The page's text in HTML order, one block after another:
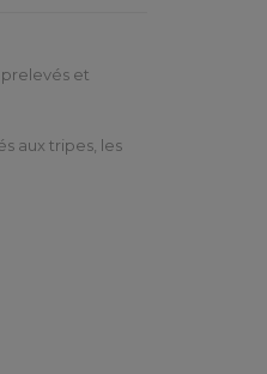
prelevés et
aux tripes, les